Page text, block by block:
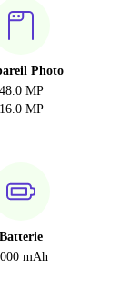
Photo
48.0 MP
16.0 MP
Batterie
mAh